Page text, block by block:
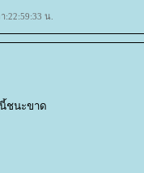
:22:59:33 น.
ชนะขาด